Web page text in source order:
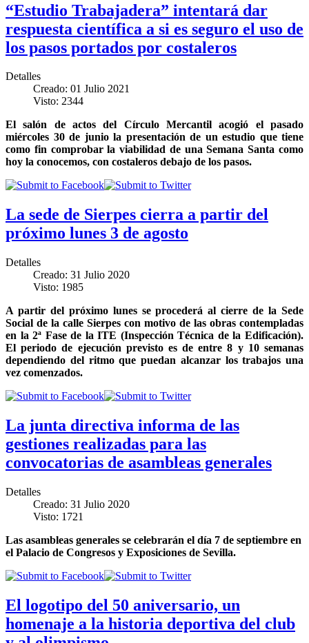
“Estudio Trabajadera” intentará dar
respuesta científica a si es seguro el uso de
los pasos portados por costaleros
Detalles
Creado: 01 Julio 2021
Visto: 2344
El salón de actos del Círculo Mercantil acogió el pasado
miércoles 30 de junio la presentación de un estudio que tiene
como fin comprobar la viabilidad de una Semana Santa como
hoy la conocemos, con costaleros debajo de los pasos.
La sede de Sierpes cierra a partir del
próximo lunes 3 de agosto
Detalles
Creado: 31 Julio 2020
Visto: 1985
A partir del próximo lunes se procederá al cierre de la Sede
Social de la calle Sierpes con motivo de las obras contempladas
en la 2ª Fase de la ITE (Inspección Técnica de la Edificación).
El periodo de ejecución previsto es de entre 8 y 10 semanas
dependiendo del ritmo que puedan alcanzar los trabajos una
vez comenzados.
La junta directiva informa de las
gestiones realizadas para las
convocatorias de asambleas generales
Detalles
Creado: 31 Julio 2020
Visto: 1721
Las asambleas generales se celebrarán el día 7 de septiembre en
el Palacio de Congresos y Exposiciones de Sevilla.
El logotipo del 50 aniversario, un
homenaje a la historia deportiva del club